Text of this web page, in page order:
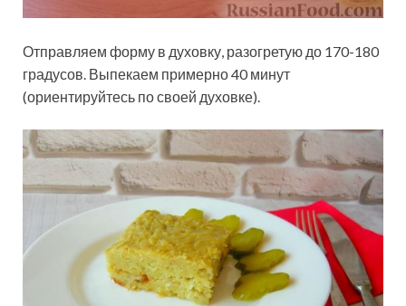
Отправляем форму в духовку, разогретую до 170-180
градусов. Выпекаем примерно 40 минут
(ориентируйтесь по своей духовке).